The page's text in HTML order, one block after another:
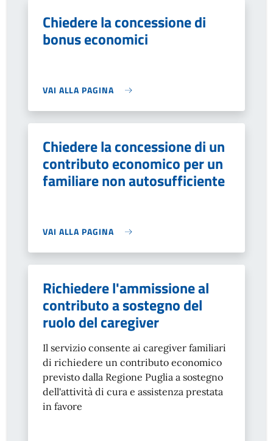
Chiedere la concessione di
bonus economici
VAI ALLA PAGINA
Chiedere la concessione di un
contributo economico per un
familiare non autosufficiente
VAI ALLA PAGINA
Richiedere l'ammissione al
contributo a sostegno del
ruolo del caregiver
Il servizio consente ai caregiver familiari
di richiedere un contributo economico
previsto dalla Regione Puglia a sostegno
dell'attività di cura e assistenza prestata
in favore